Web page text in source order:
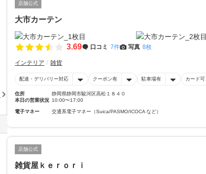
店舗公式
大市カーテン
3.69 口コミ 7件 写真 8枚
インテリア 雑貨
配達・デリバリー対応 クーポン有 駐車場有 カード可
住所
静岡県静岡市駿河区高松１８４０
本日の営業状況 10:00〜17:00
電子マネー 交通系電子マネー（Suica/PASMO/ICOCA など）
店舗公式
雑貨屋ｋｅｒｏｒｉ